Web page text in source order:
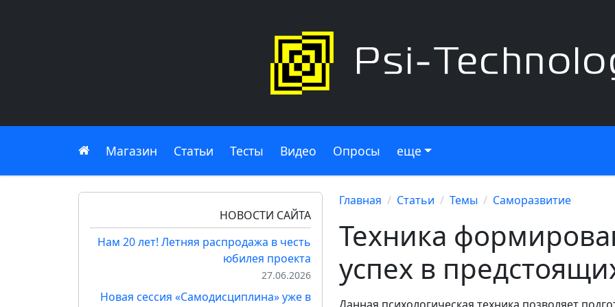
Главная
Магазин Статьи Тесты Видео Опросы еще
НОВОСТИ САЙТА
Нам 20 лет! Летняя распродажа в честь
юбилея проекта
27.06.2026
Новая сессия «Самодисциплина» уже в
Главная Статьи Темы Саморазвитие
Техника
успех в